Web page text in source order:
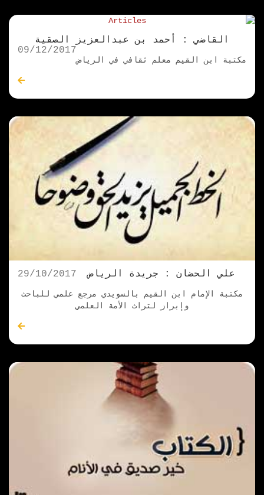
القاضي : أحمد بن عبدالعزيز الصقية
09/12/2017
مكتبة ابن القيم معلم ثقافي في الرياض
علي الحضان : جريدة الرياض 29/10/2017
مكتبة الإمام ابن القيم بالسويدي مرجع علمي للباحث
وإبراز لتراث الأمة العلمي